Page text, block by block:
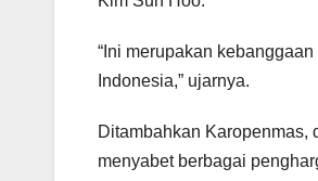
“Ini merupakan
Indonesia,” ujarnya.
Ditambahkan Karopenmas,
menyabet berbagai